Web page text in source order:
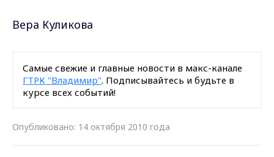
Вера Куликова
Самые свежие и главные новости в макс-канале
ГТРК "Владимир". Подписывайтесь и будьте в
курсе всех событий!
Опубликовано: 14 октября 2010 года